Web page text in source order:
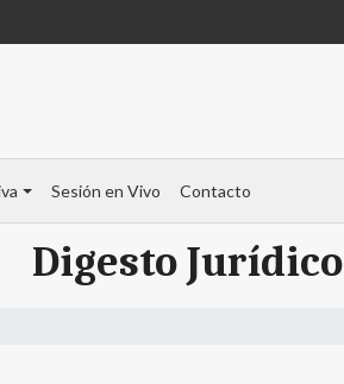
Sesión en Vivo Contacto
Digesto Jurídico